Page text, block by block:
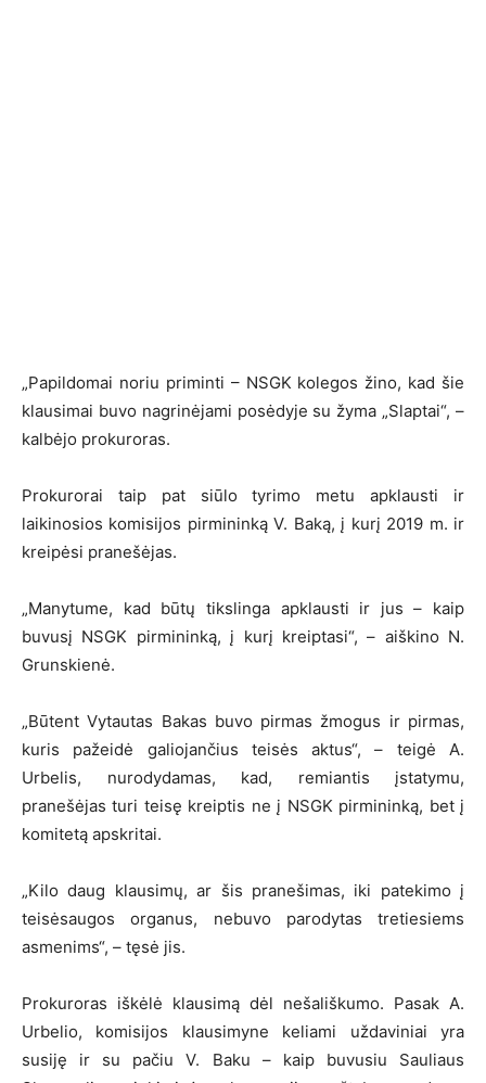
„Papildomai noriu priminti – NSGK kolegos žino, kad šie
klausimai buvo nagrinėjami posėdyje su žyma „Slaptai“, –
kalbėjo prokuroras.
Prokurorai taip pat siūlo tyrimo metu apklausti ir
laikinosios komisijos pirmininką V. Baką, į kurį 2019 m. ir
kreipėsi pranešėjas.
„Manytume, kad būtų tikslinga apklausti ir jus – kaip
buvusį NSGK pirmininką, į kurį kreiptasi“, – aiškino N.
Grunskienė.
„Būtent Vytautas Bakas buvo pirmas žmogus ir pirmas,
kuris pažeidė galiojančius teisės aktus“, – teigė A.
Urbelis, nurodydamas, kad, remiantis įstatymu,
pranešėjas turi teisę kreiptis ne į NSGK pirmininką, bet į
komitetą apskritai.
„Kilo daug klausimų, ar šis pranešimas, iki patekimo į
teisėsaugos organus, nebuvo parodytas tretiesiems
asmenims“, – tęsė jis.
Prokuroras iškėlė klausimą dėl nešališkumo. Pasak A.
Urbelio, komisijos klausimyne keliami uždaviniai yra
susiję ir su pačiu V. Baku – kaip buvusiu Sauliaus